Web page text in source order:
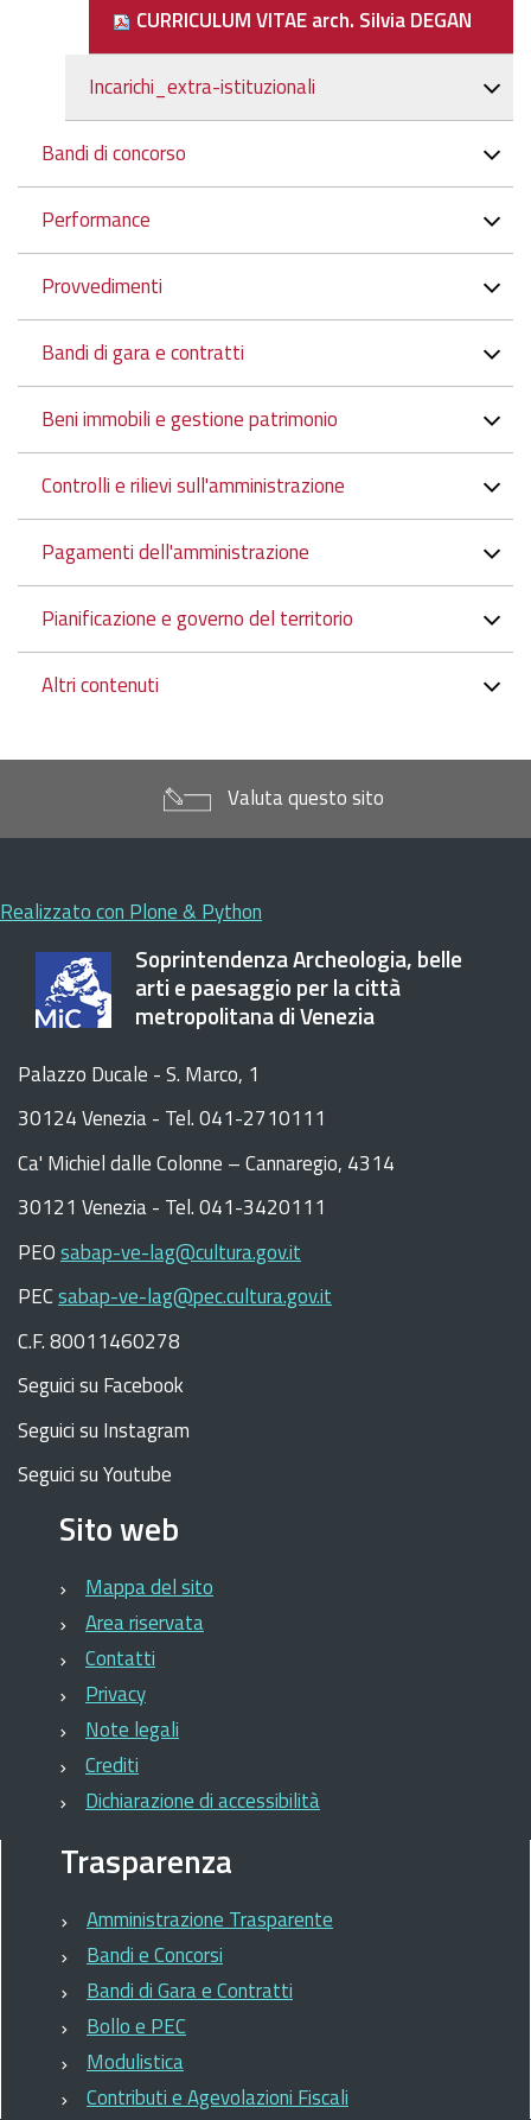
CURRICULUM VITAE arch. Silvia DEGAN
Incarichi_extra-istituzionali
Bandi di concorso
Performance
Provvedimenti
Bandi di gara e contratti
Beni immobili e gestione patrimonio
Controlli e rilievi sull'amministrazione
Pagamenti dell'amministrazione
Pianificazione e governo del territorio
Altri contenuti
Valuta questo sito
Realizzato con Plone & Python
Soprintendenza Archeologia, belle
arti e paesaggio per la città
metropolitana di Venezia
Palazzo Ducale - S. Marco, 1
30124 Venezia - Tel. 041-2710111
Ca' Michiel dalle Colonne – Cannaregio, 4314
30121 Venezia - Tel. 041-3420111
PEOsabap-ve-lag@cultura.gov.it
PECsabap-ve-lag@pec.cultura.gov.it
C.F. 80011460278
Seguici su Facebook
Seguici su Instagram
Seguici su Youtube
Sito web
Mappa del sito
Area riservata
Contatti
Privacy
Note legali
Crediti
Dichiarazione di accessibilità
Trasparenza
Amministrazione Trasparente
Bandi e Concorsi
Bandi di Gara e Contratti
Bollo e PEC
Modulistica
Contributi e Agevolazioni Fiscali